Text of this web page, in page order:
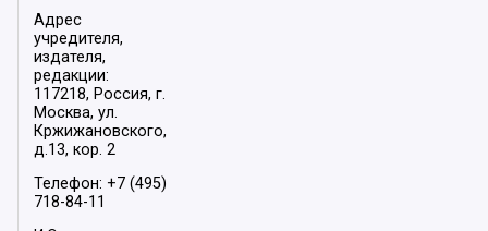
Адрес
учредителя,
издателя,
редакции:
117218, Россия, г.
Москва, ул.
Кржижановского,
д.13, кор. 2
Телефон: +7 (495)
718-84-11